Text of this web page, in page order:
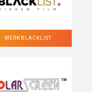
MERK BLACKLIST